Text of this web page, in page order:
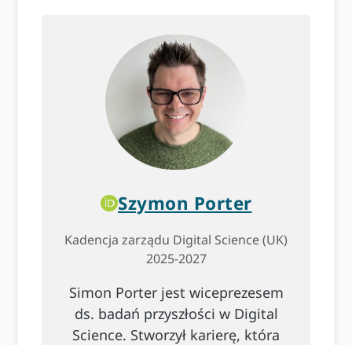
Szymon Porter
Kadencja zarządu Digital Science (UK)
2025-2027
Simon Porter jest wiceprezesem
ds. badań przyszłości w Digital
Science. Stworzył karierę, która